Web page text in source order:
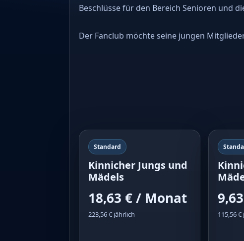
Beschlüsse für den Bereich Senioren und
Der Fanclub möchte seine jungen
Standard
Kinnicher Jungs und
Mädels
18,63 € / Monat
223,56 € jährlich 115,56